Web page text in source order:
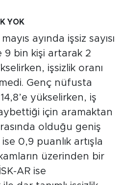
YOK
ayında işsiz sayısı
9 bin kişi artarak 2
işsizlik oranı
Genç nüfusta
yükselirken, iş
için aramaktan
olduğu geniş
ise 0,9 puanlık artışla
üzerinden bir
AR ise